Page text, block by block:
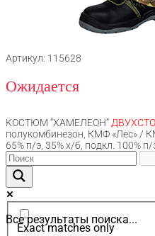
Артикул: 115628
Ожидается
КОСТЮМ “ХАМЕЛЕОН”
полукомбинезон, КМФ «Лес» /
65% п/э, 35% х/б, подкл. 100%
Все результаты поиска...
Exact matches only